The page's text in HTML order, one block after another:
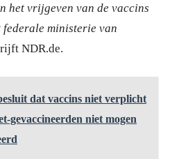
het vrijgeven van de vaccins
ministerie van
NDR.de.
dat vaccins niet verplicht
gevaccineerden niet mogen